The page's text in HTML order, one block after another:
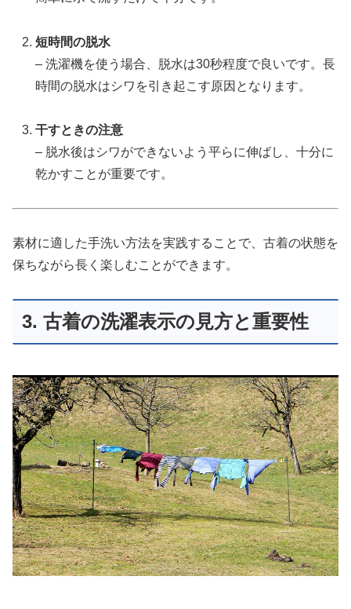
短時間の脱水
– 洗濯機を使う場合、脱水は30秒程度で良いです。長
時間の脱水はシワを引き起こす原因となります。
干すときの注意
– 脱水後はシワができないよう平らに伸ばし、十分に
乾かすことが重要です。
素材に適した手洗い方法を実践することで、古着の状態を
保ちながら長く楽しむことができます。
3. 古着の洗濯表示の見方と重要性